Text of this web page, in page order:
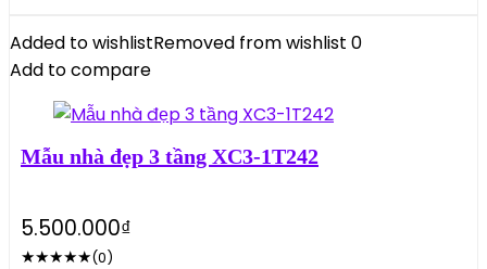
XC3-
11462
quantity
Added to wishlistRemoved from wishlist 0
Add to compare
Mẫu nhà đẹp 3 tầng XC3-1T242
5.500.000₫
★★★★★(0)